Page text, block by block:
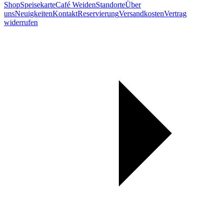
ShopSpeisekarteCafé WeidenStandorteÜber
unsNeuigkeitenKontaktReservierungVersandkostenVertrag
widerrufen